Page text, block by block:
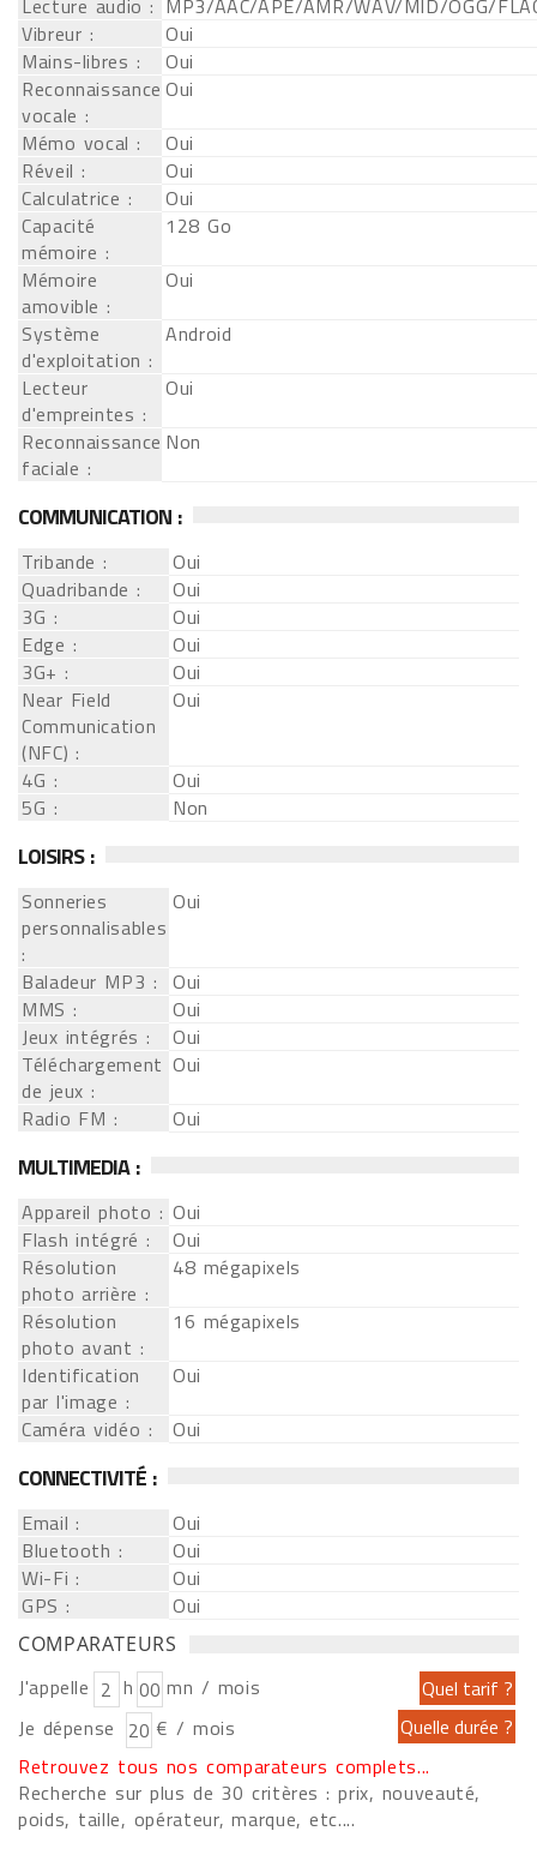
Lecture audio : MP3/AAC/APE/AMR/WAV/MID/OGG/
Vibreur :
Oui
Mains-libres :
Oui
Reconnaissance
vocale :
Oui
Mémo vocal :
Oui
Réveil :
Oui
Calculatrice :
Oui
Capacité
mémoire :
128 Go
Mémoire
amovible :
Oui
Système
d'exploitation :
Android
Lecteur
d'empreintes :
Oui
Reconnaissance
faciale :
Non
COMMUNICATION :
Tribande :
Oui
Quadribande :
Oui
3G :
Oui
Edge :
Oui
3G+ :
Oui
Near Field
Communication
(NFC) :
Oui
4G :
Oui
5G :
Non
LOISIRS :
Sonneries
personnalisables
:
Oui
Baladeur MP3 : Oui
MMS :
Oui
Jeux intégrés :
Oui
Téléchargement
de jeux :
Oui
Radio FM :
Oui
MULTIMEDIA :
Appareil photo : Oui
Flash intégré :
Oui
Résolution
photo arrière :
48 mégapixels
Résolution
photo avant :
16 mégapixels
Identification
par l'image :
Oui
Caméra vidéo :
Oui
CONNECTIVITÉ :
Email :
Oui
Bluetooth :
Oui
Wi-Fi :
Oui
GPS :
Oui
COMPARATEURS
J'appelle h
mn / mois
Je dépense
€ / mois
Retrouvez tous nos comparateurs complets...
Recherche sur plus de 30 critères : prix, nouveauté,
poids, taille, opérateur, marque, etc....